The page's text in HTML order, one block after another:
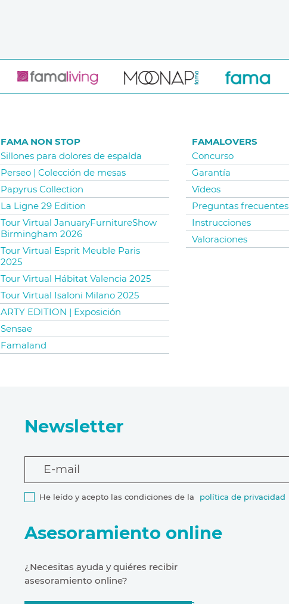
FAMA NON STOP
Sillones para dolores de espalda
Perseo | Colección de mesas
Papyrus Collection
La Ligne 29 Edition
Tour Virtual JanuaryFurnitureShow
Birmingham 2026
Tour Virtual Esprit Meuble Paris
2025
Tour Virtual Hábitat Valencia 2025
Tour Virtual Isaloni Milano 2025
ARTY EDITION | Exposición
Sensae
Famaland
FAMALOVERS
Concurso
Garantía
Vídeos
Preguntas frecuentes
Instrucciones
Valoraciones
Newsletter
E-mail
He leído y acepto las condiciones de la política de privacidad
Asesoramiento online
¿Necesitas ayuda y quiéres recibir
asesoramiento online?